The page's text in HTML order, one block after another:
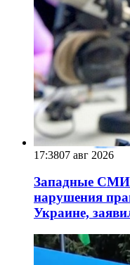
17:3807 авг 2026
Западные СМИ
нарушения
Украине,